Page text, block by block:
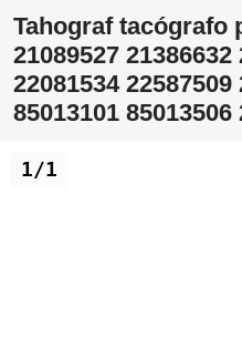
Tahograf tacógrafo
21089527 21386632
22081534 22587509
85013101
1/1